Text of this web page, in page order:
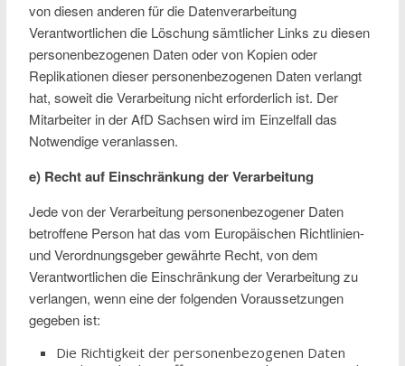
von diesen anderen für die Datenverarbeitung
Verantwortlichen die Löschung sämtlicher Links zu diesen
personenbezogenen Daten oder von Kopien oder
Replikationen dieser personenbezogenen Daten verlangt
hat, soweit die Verarbeitung nicht erforderlich ist. Der
Mitarbeiter in der AfD Sachsen wird im Einzelfall das
Notwendige veranlassen.
e) Recht auf Einschränkung der Verarbeitung
Jede von der Verarbeitung personenbezogener Daten
betroffene Person hat das vom Europäischen Richtlinien-
und Verordnungsgeber gewährte Recht, von dem
Verantwortlichen die Einschränkung der Verarbeitung zu
verlangen, wenn eine der folgenden Voraussetzungen
gegeben ist:
Die Richtigkeit der personenbezogenen Daten